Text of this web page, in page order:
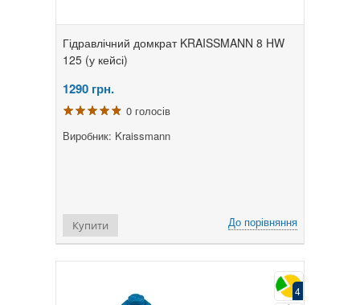
Гідравлічний домкрат KRAISSMANN 8 HW
125 (у кейсі)
1290 грн.
0 голосів
Виробник: Kraissmann
До порівняння
Купити
4